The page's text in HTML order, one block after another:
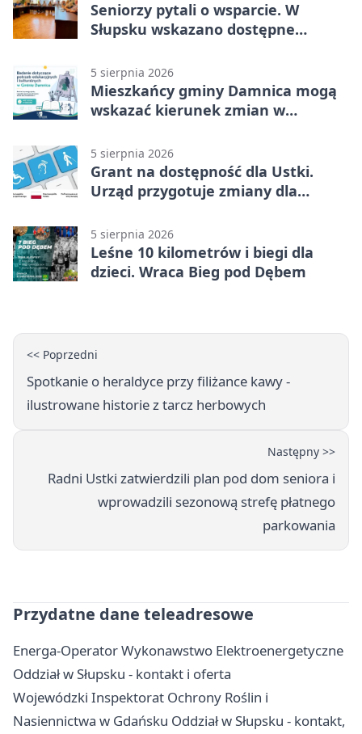
Seniorzy pytali o wsparcie. W
Słupsku wskazano dostępne
5 sierpnia 2026
Mieszkańcy gminy Damnica mogą
wskazać kierunek zmian w
5 sierpnia 2026
Grant na dostępność dla Ustki.
Urząd przygotuje zmiany dla
5 sierpnia 2026
Leśne 10 kilometrów i biegi dla
dzieci. Wraca Bieg pod Dębem
<< Poprzedni
Spotkanie o heraldyce przy filiżance kawy -
ilustrowane historie z tarcz herbowych
Następny >>
Radni Ustki zatwierdzili plan pod dom seniora i
wprowadzili sezonową strefę płatnego
parkowania
Przydatne dane teleadresowe
Energa-Operator Wykonawstwo Elektroenergetyczne
Oddział w Słupsku - kontakt i oferta
Wojewódzki Inspektorat Ochrony Roślin i
Nasiennictwa w Gdańsku Oddział w Słupsku - kontakt,